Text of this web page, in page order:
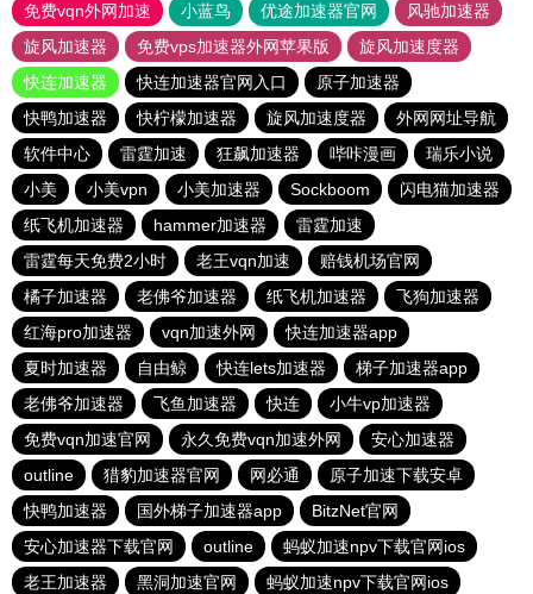
免费vqn外网加速
小蓝鸟 优途加速器官网
风驰加速器
旋风加速器
免费vps加速器外网苹果版
旋风加速度器
快连加速器
快连加速器官网入口
原子加速器
快鸭加速器
快柠檬加速器 旋风加速度器
外网网址导航
软件中心
雷霆加速 狂飙加速器 哔咔漫画
瑞乐小说
小美
小美vpn 小美加速器 Sockboom
闪电猫加速器
纸飞机加速器
hammer加速器
雷霆加速
雷霆每天免费2小时
老王vqn加速
赔钱机场官网
橘子加速器
老佛爷加速器 纸飞机加速器
飞狗加速器
红海pro加速器
vqn加速外网
快连加速器app
夏时加速器
自由鲸 快连lets加速器
梯子加速器app
老佛爷加速器
飞鱼加速器 快连
小牛vp加速器
免费vqn加速官网
永久免费vqn加速外网
安心加速器
outline
猎豹加速器官网 网必通
原子加速下载安卓
快鸭加速器
国外梯子加速器app
BitzNet官网
安心加速器下载官网
outline
蚂蚁加速npv下载官网ios
老王加速器
黑洞加速官网 蚂蚁加速npv下载官网ios